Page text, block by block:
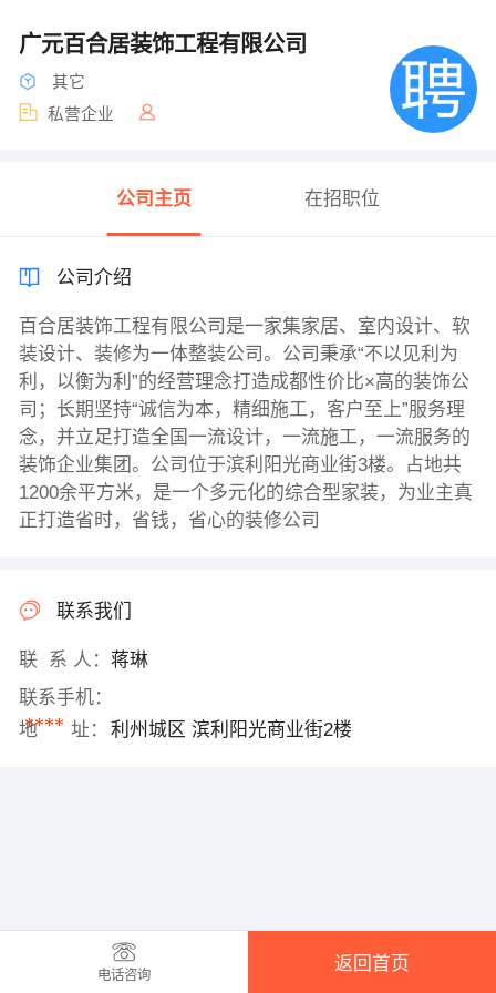
广元百合居装饰工程有限公司
其它
私营企业
公司主页 在招职位
公司介绍
百合居装饰工程有限公司是一家集家居、室内设计、软
装设计、装修为一体整装公司。公司秉承“不以见利为
利，以衡为利”的经营理念打造成都性价比×高的装饰公
司；长期坚持“诚信为本，精细施工，客户至上”服务理
念，并立足打造全国一流设计，一流施工，一流服务的
装饰企业集团。公司位于滨利阳光商业街3楼。占地共
1200余平方米，是一个多元化的综合型家装，为业主真
正打造省时，省钱，省心的装修公司
联系我们
联 系 人： 蒋琳
联系手机：
****
地 址： 利州城区 滨利阳光商业街2楼
电话咨询
返回首页